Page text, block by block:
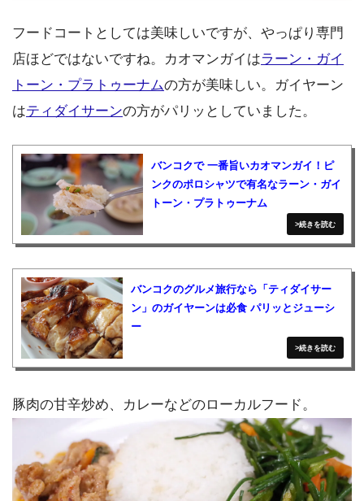
フードコートとしては美味しいですが、やっぱり専門
店ほどではないですね。カオマンガイはラーン・ガイ
トーン・プラトゥーナムの方が美味しい。ガイヤーン
はティダイサーンの方がパリッとしていました。
バンコクで 一番旨いカオマンガイ！ピ
ンクのポロシャツで有名なラーン・ガイ
トーン・プラトゥーナム
バンコクのグルメ旅行なら「ティダイサー
ン」のガイヤーンは必食 パリッとジューシ
ー
豚肉の甘辛炒め、カレーなどのローカルフード。